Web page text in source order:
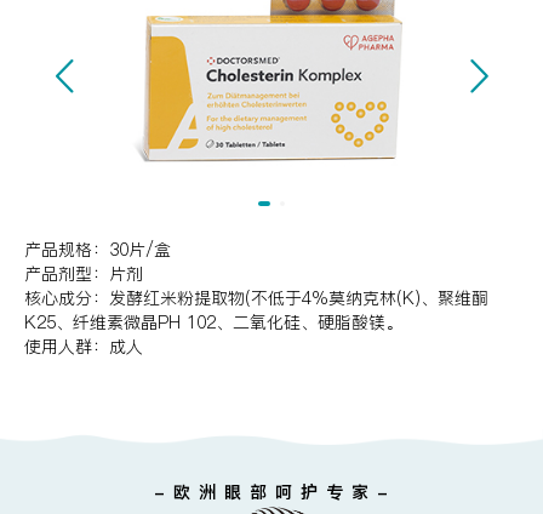
产品规格：30片/盒
产品剂型：片剂
核心成分：发酵红米粉提取物(不低于4%莫纳克林(K)、聚维酮
K25、纤维素微晶PH 102、二氧化硅、硬脂酸镁。
使用人群：成人
- 欧 洲 眼 部 呵 护 专 家 -